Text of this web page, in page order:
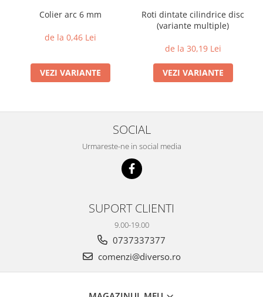
Colier arc 6 mm
de la 0,46 Lei
VEZI VARIANTE
Roti dintate cilindrice disc
(variante multiple)
de la 30,19 Lei
VEZI VARIANTE
SOCIAL
Urmareste-ne in social media
SUPORT CLIENTI
9.00-19.00
0737337377
comenzi@diverso.ro